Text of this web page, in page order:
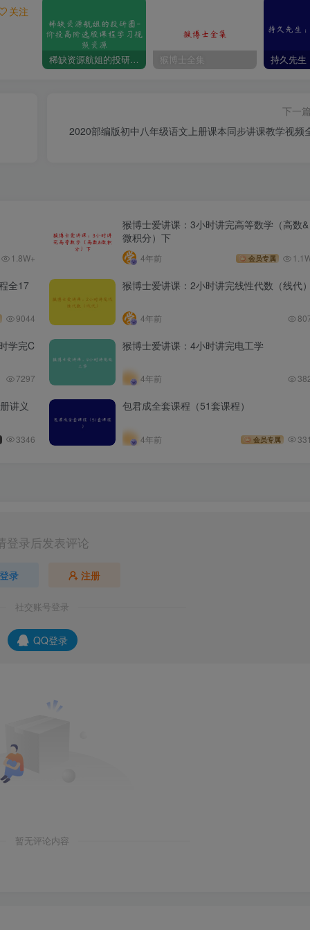
关注
稀缺资源航姐的投研圈-价投高阶选股课程学习视频资源 猴博士全集
下一篇
2020部编版初中八年级语文上册课本同步讲课教学视频
1.8W+
猴博士爱讲课：3小时讲完高等数学（高数&
微积分）下
4年前 会员专属
全17
9044
猴博士爱讲课：2小时讲完线性代数（线代）
4年前
学完C
7297
猴博士爱讲课：4小时讲完电工学
4年前
讲义
3346
包君成全套课程（51套课程）
4年前 会员专属
登录后发表评论
登录 注册
社交账号登录
QQ登录
暂无评论内容